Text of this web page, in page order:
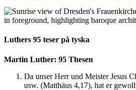
Luthers 95 teser på tyska
Martin Luther: 95 Thesen
Da unser Herr und Meister Jesus
usw. (Matthäus 4,17), hat er